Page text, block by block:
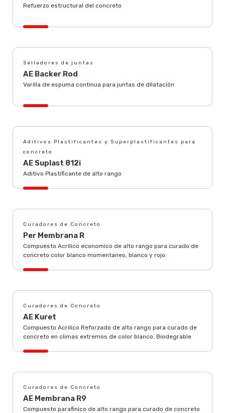
Refuerzo estructural del concreto
Selladores de juntas
AE Backer Rod
Varilla de espuma continua para juntas de dilatación
Aditivos Plastificantes y Superplastificantes para
concreto
AE Suplast 812i
Aditivo Plastificante de alto rango
Curadores de Concreto
Per Membrana R
Compuesto Acrílico economico de alto rango para curado de
concreto color blanco momentaneo, blanco y rojo.
Curadores de Concreto
AE Kuret
Compuesto Acrilico Reforzado de alto rango para curado de
concreto en climas extremos de color blanco. Biodegrable
Curadores de Concreto
AE Membrana R9
Compuesto parafinico de alto rango para curado de concreto